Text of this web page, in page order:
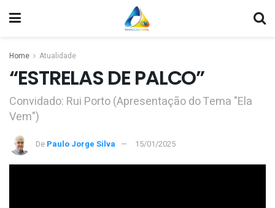
Home Atualidade
“ESTRELAS DE PALCO”
Convidado: Rui Porto (Apresentação do Tema "Ela
Vem")
De Paulo Jorge Silva 15/01/2025